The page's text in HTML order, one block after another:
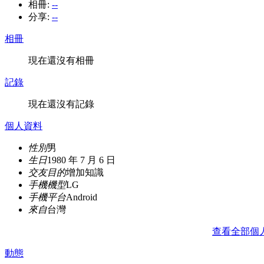
相冊: --
分享: --
相冊
現在還沒有相冊
記錄
現在還沒有記錄
個人資料
性別男
生日1980 年 7 月 6 日
交友目的增加知識
手機機型LG
手機平台Android
來自台灣
查看全部個
動態